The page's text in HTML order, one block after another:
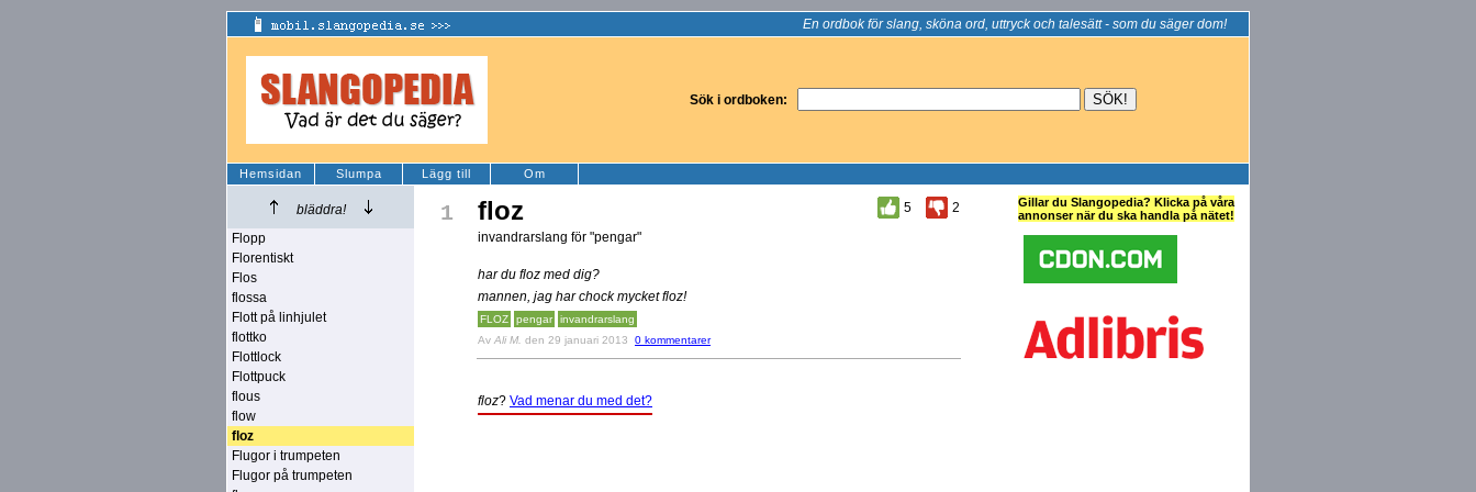
En ordbok för slang, sköna ord, uttryck och talesätt - som du säger dom!
Sök i ordboken:
Hemsidan Slumpa Lägg till Om
bläddra!
Flopp
Florentiskt
Flos
flossa
Flott på linhjulet
flottko
Flottlock
Flottpuck
flous
flow
floz
Flugor i trumpeten
Flugor på trumpeten
1 floz 5
2
invandrarslang för "pengar"
har du floz med dig?
mannen, jag har chock mycket floz!
FLOZ pengar
invandrarslang
Av Ali M. den 29 januari 2013 0 kommentarer
floz? Vad menar du med det?
Gillar du Slangopedia? Klicka på våra
annonser när du ska handla på nätet!